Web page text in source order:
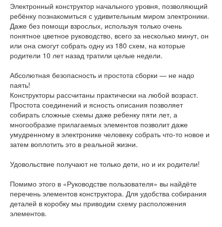
Электронный конструктор начального уровня, позволяющий
ребёнку познакомиться с удивительным миром электроники.
Даже без помощи взрослых, используя только очень
понятное цветное руководство, всего за несколько минут, он
или она смогут собрать одну из 180 схем, на которые
родители 10 лет назад тратили целые недели.
Абсолютная безопасность и простота сборки — не надо
паять!
Конструкторы рассчитаны практически на любой возраст.
Простота соединений и ясность описания позволяет
собирать сложные схемы даже ребенку пяти лет, а
многообразие прилагаемых элементов позволит даже
умудренному в электронике человеку собрать что-то новое и
затем воплотить это в реальной жизни.
Удовольствие получают не только дети, но и их родители!
Помимо этого в «Руководстве пользователя» вы найдёте
перечень элементов конструктора. Для удобства собирания
деталей в коробку мы приводим схему расположения
элементов.